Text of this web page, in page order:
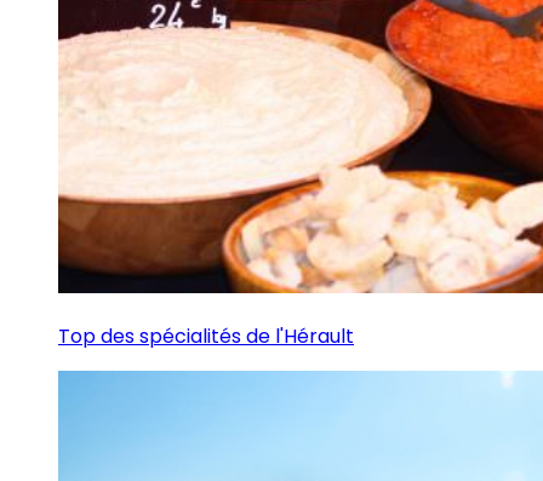
Top des spécialités de l'Hérault